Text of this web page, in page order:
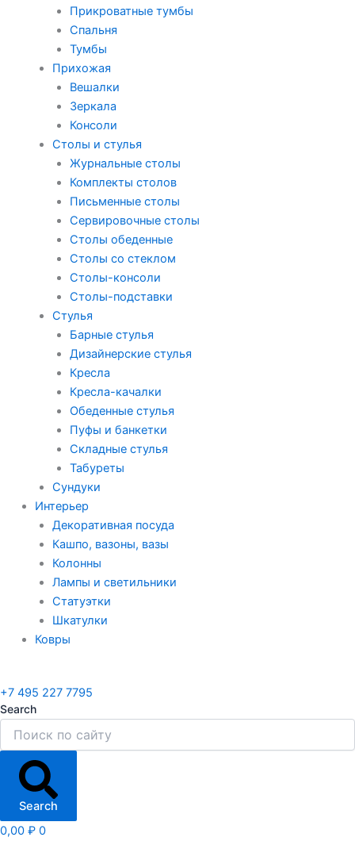
Прикроватные тумбы
Спальня
Тумбы
Прихожая
Вешалки
Зеркала
Консоли
Столы и стулья
Журнальные столы
Комплекты столов
Письменные столы
Сервировочные столы
Столы обеденные
Столы со стеклом
Столы-консоли
Столы-подставки
Стулья
Барные стулья
Дизайнерские стулья
Кресла
Кресла-качалки
Обеденные стулья
Пуфы и банкетки
Складные стулья
Табуреты
Сундуки
Интерьер
Декоративная посуда
Кашпо, вазоны, вазы
Колонны
Лампы и светильники
Статуэтки
Шкатулки
Ковры
+7 495 227 7795
Search
Search
0,00 ₽ 0